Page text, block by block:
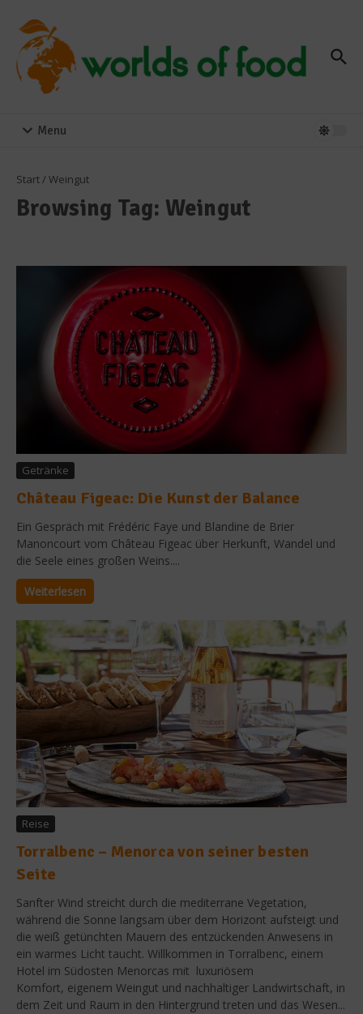
Menu
Start/ Weingut
Browsing Tag: Weingut
Getränke
Château Figeac: Die Kunst der Balance
Ein Gespräch mit Frédéric Faye und Blandine de Brier
Manoncourt vom Château Figeac über Herkunft, Wandel und
die Seele eines großen Weins....
Weiterlesen
Reise
Torralbenc – Menorca von seiner besten
Seite
Sanfter Wind streicht durch die mediterrane Vegetation,
während die Sonne langsam über dem Horizont aufsteigt und
die weiß getünchten Mauern des entzückenden Anwesens in
ein warmes Licht taucht. Willkommen in Torralbenc, einem
Hotel im Südosten Menorcas mit luxuriösem
Komfort, eigenem Weingut und nachhaltiger Landwirtschaft, in
dem Zeit und Raum in den Hintergrund treten und das Wesen...